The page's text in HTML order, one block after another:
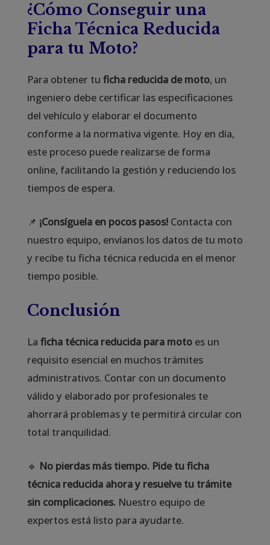
¿Cómo Conseguir una
Ficha Técnica Reducida
para tu Moto?
Para obtener tu ficha reducida de moto, un
ingeniero debe certificar las especificaciones
del vehículo y elaborar el documento
conforme a la normativa vigente. Hoy en día,
este proceso puede realizarse de forma
online, facilitando la gestión y reduciendo los
tiempos de espera.
📌 ¡Consíguela en pocos pasos!Contacta con
nuestro equipo, envíanos los datos de tu moto
y recibe tu ficha técnica reducida en el menor
tiempo posible.
Conclusión
La ficha técnica reducida para motoes un
requisito esencial en muchos trámites
administrativos. Contar con un documento
válido y elaborado por profesionales te
ahorrará problemas y te permitirá circular con
total tranquilidad.
🔹 No pierdas más tiempo. Pide tu ficha
técnica reducida ahora y resuelve tu trámite
sin complicaciones.Nuestro equipo de
expertos está listo para ayudarte.